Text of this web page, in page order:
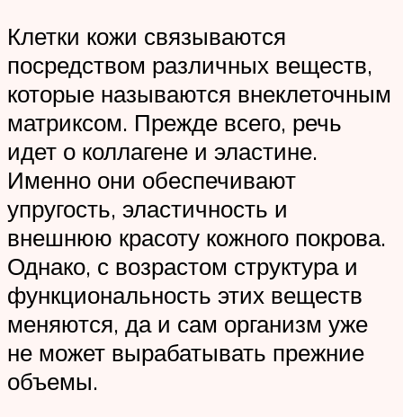
Клетки кожи связываются
посредством различных веществ,
которые называются внеклеточным
матриксом. Прежде всего, речь
идет о коллагене и эластине.
Именно они обеспечивают
упругость, эластичность и
внешнюю красоту кожного покрова.
Однако, с возрастом структура и
функциональность этих веществ
меняются, да и сам организм уже
не может вырабатывать прежние
объемы.